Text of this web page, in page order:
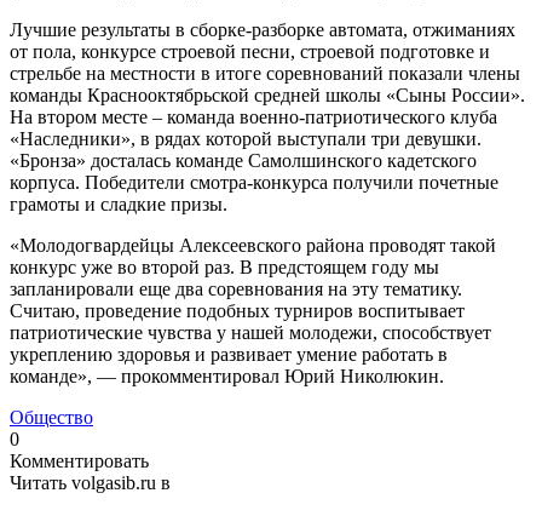
Лучшие результаты в сборке-разборке автомата, отжиманиях
от пола, конкурсе строевой песни, строевой подготовке и
стрельбе на местности в итоге соревнований показали члены
команды Краснооктябрьской средней школы «Сыны России».
На втором месте – команда военно-патриотического клуба
«Наследники», в рядах которой выступали три девушки.
«Бронза» досталась команде Самолшинского кадетского
корпуса. Победители смотра-конкурса получили почетные
грамоты и сладкие призы.
«Молодогвардейцы Алексеевского района проводят такой
конкурс уже во второй раз. В предстоящем году мы
запланировали еще два соревнования на эту тематику.
Считаю, проведение подобных турниров воспитывает
патриотические чувства у нашей молодежи, способствует
укреплению здоровья и развивает умение работать в
команде», — прокомментировал Юрий Николюкин.
Общество
0
Комментировать
Читать volgasib.ru в